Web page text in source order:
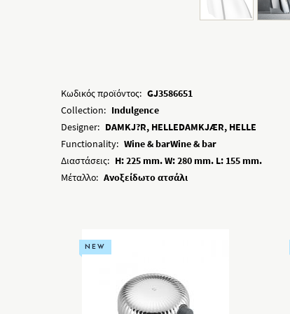
Κωδικός προϊόντος: GJ3586651
Collection: Indulgence
Designer: DAMKJ?R, HELLEDAMKJÆR, HELLE
Functionality: Wine & barWine & bar
Διαστάσεις: H: 225 mm. W: 280 mm. L: 155 mm.
Μέταλλο: Ανοξείδωτο ατσάλι
NEW